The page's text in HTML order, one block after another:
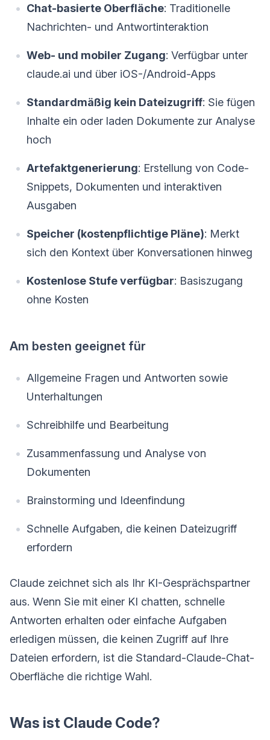
Chat-basierte Oberfläche: Traditionelle
Nachrichten- und Antwortinteraktion
Web- und mobiler Zugang: Verfügbar unter
claude.ai und über iOS-/Android-Apps
Standardmäßig kein Dateizugriff: Sie fügen
Inhalte ein oder laden Dokumente zur Analyse
hoch
Artefaktgenerierung: Erstellung von Code-
Snippets, Dokumenten und interaktiven
Ausgaben
Speicher (kostenpflichtige Pläne): Merkt
sich den Kontext über Konversationen hinweg
Kostenlose Stufe verfügbar: Basiszugang
ohne Kosten
Am besten geeignet für
Allgemeine Fragen und Antworten sowie
Unterhaltungen
Schreibhilfe und Bearbeitung
Zusammenfassung und Analyse von
Dokumenten
Brainstorming und Ideenfindung
Schnelle Aufgaben, die keinen Dateizugriff
erfordern
Claude zeichnet sich als Ihr KI-Gesprächspartner
aus. Wenn Sie mit einer KI chatten, schnelle
Antworten erhalten oder einfache Aufgaben
erledigen müssen, die keinen Zugriff auf Ihre
Dateien erfordern, ist die Standard-Claude-Chat-
Oberfläche die richtige Wahl.
Was ist Claude Code?